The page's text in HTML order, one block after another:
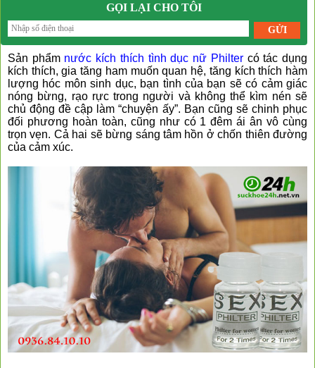
GỌI LẠI CHO TÔI
Sản phẩm nước kích thích tình dục nữ Philtercó tác dụng
kích thích, gia tăng ham muốn quan hệ, tăng kích thích hàm
lượng hóc môn sinh dục, bạn tình của bạn sẽ có cảm giác
nóng bừng, rạo rực trong người và không thể kìm nén sẽ
chủ động đề cập làm “chuyện ấy”. Bạn cũng sẽ chinh phục
đối phương hoàn toàn, cũng như có 1 đêm ái ân vô cùng
trọn vẹn. Cả hai sẽ bừng sáng tâm hồn ở chốn thiên đường
của cảm xúc.